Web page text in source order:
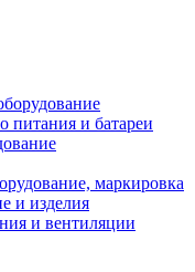
питания и батареи
маркировка
и изделия
и вентиляции